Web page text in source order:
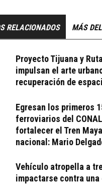
RELACIONADOS MÁS
Proyecto Tijuana y
impulsan el arte
recuperación de
Egresan los primeros
ferroviarios del
fortalecer el Tren
nacional: Mario
Vehículo atropella a
impactarse contra